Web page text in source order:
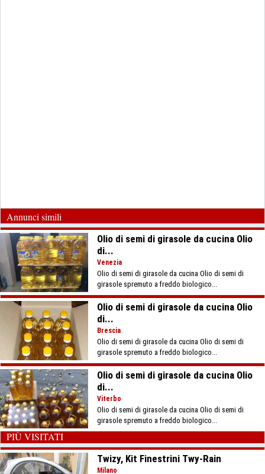
Annunci simili
Olio di semi di girasole da cucina Olio
di...
Venezia
Olio di semi di girasole da cucina Olio di semi di
girasole spremuto a freddo biologico...
Olio di semi di girasole da cucina Olio
di...
Brescia
Olio di semi di girasole da cucina Olio di semi di
girasole spremuto a freddo biologico...
Olio di semi di girasole da cucina Olio
di...
Viterbo
Olio di semi di girasole da cucina Olio di semi di
girasole spremuto a freddo biologico...
PIÙ VISITATI
Twizy, Kit Finestrini Twy-Rain
Milano